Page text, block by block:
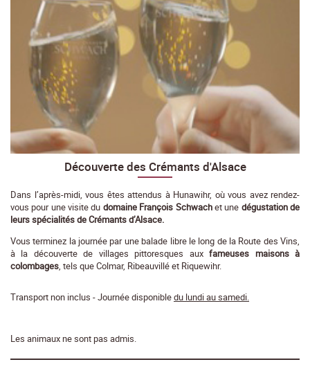
Découverte des Crémants d'Alsace
Dans l’après-midi, vous êtes attendus à Hunawihr, où vous avez rendez-
vous pour une visite du domaine François Schwachet une dégustation de
leurs spécialités de Crémants d’Alsace.
Vous terminez la journée par une balade libre le long de la Route des Vins,
à la découverte de villages pittoresques auxfameuses maisons à
colombages, tels que Colmar, Ribeauvillé et Riquewihr.
Transport non inclus - Journée disponibledu lundi au samedi.
Les animaux ne sont pas admis.